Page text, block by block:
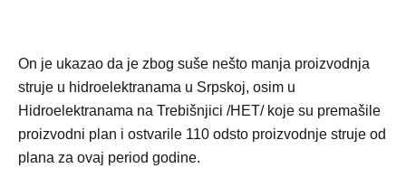
On je ukazao da je zbog suše nešto manja proizvodnja
struje u hidroelektranama u Srpskoj, osim u
Hidroelektranama na Trebišnjici /HET/ koje su premašile
proizvodni plan i ostvarile 110 odsto proizvodnje struje od
plana za ovaj period godine.